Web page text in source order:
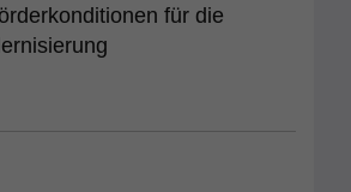
für die